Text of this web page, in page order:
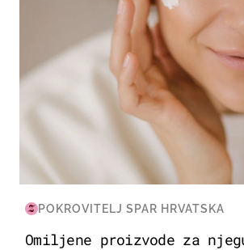
POKROVITELJ SPAR HRVATSKA
Omiljene proizvode za